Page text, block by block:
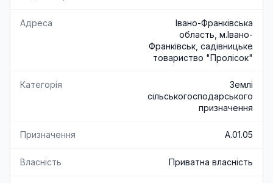
Адреса
Івано-Франківська
область, м.Івано-
Франківськ, садівницьке
товариство "Пролісок"
Категорія
Землі
сільськогосподарського
призначення
Призначення A.01.05
Власність Приватна власність